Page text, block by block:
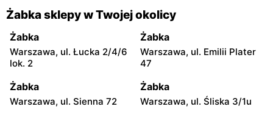
Żabka sklepy w Twojej okolicy
Żabka
Warszawa, ul. Łucka 2/4/6
lok. 2
Żabka
Warszawa, ul. Emilii Plater
47
Żabka
Warszawa, ul. Sienna 72
Żabka
Warszawa, ul. Śliska 3/1u